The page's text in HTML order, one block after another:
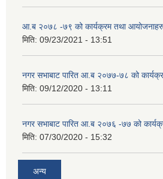
आ.ब २०७८ -७९ को कार्यक्रम तथा
मिति: 09/23/2021 - 13:51
नगर सभाबाट पारित आ.ब २०७७-७८ को
मिति: 09/12/2020 - 13:11
नगर सभाबाट पारित आ.ब २०७६ -७७ को
मिति: 07/30/2020 - 15:32
अन्य